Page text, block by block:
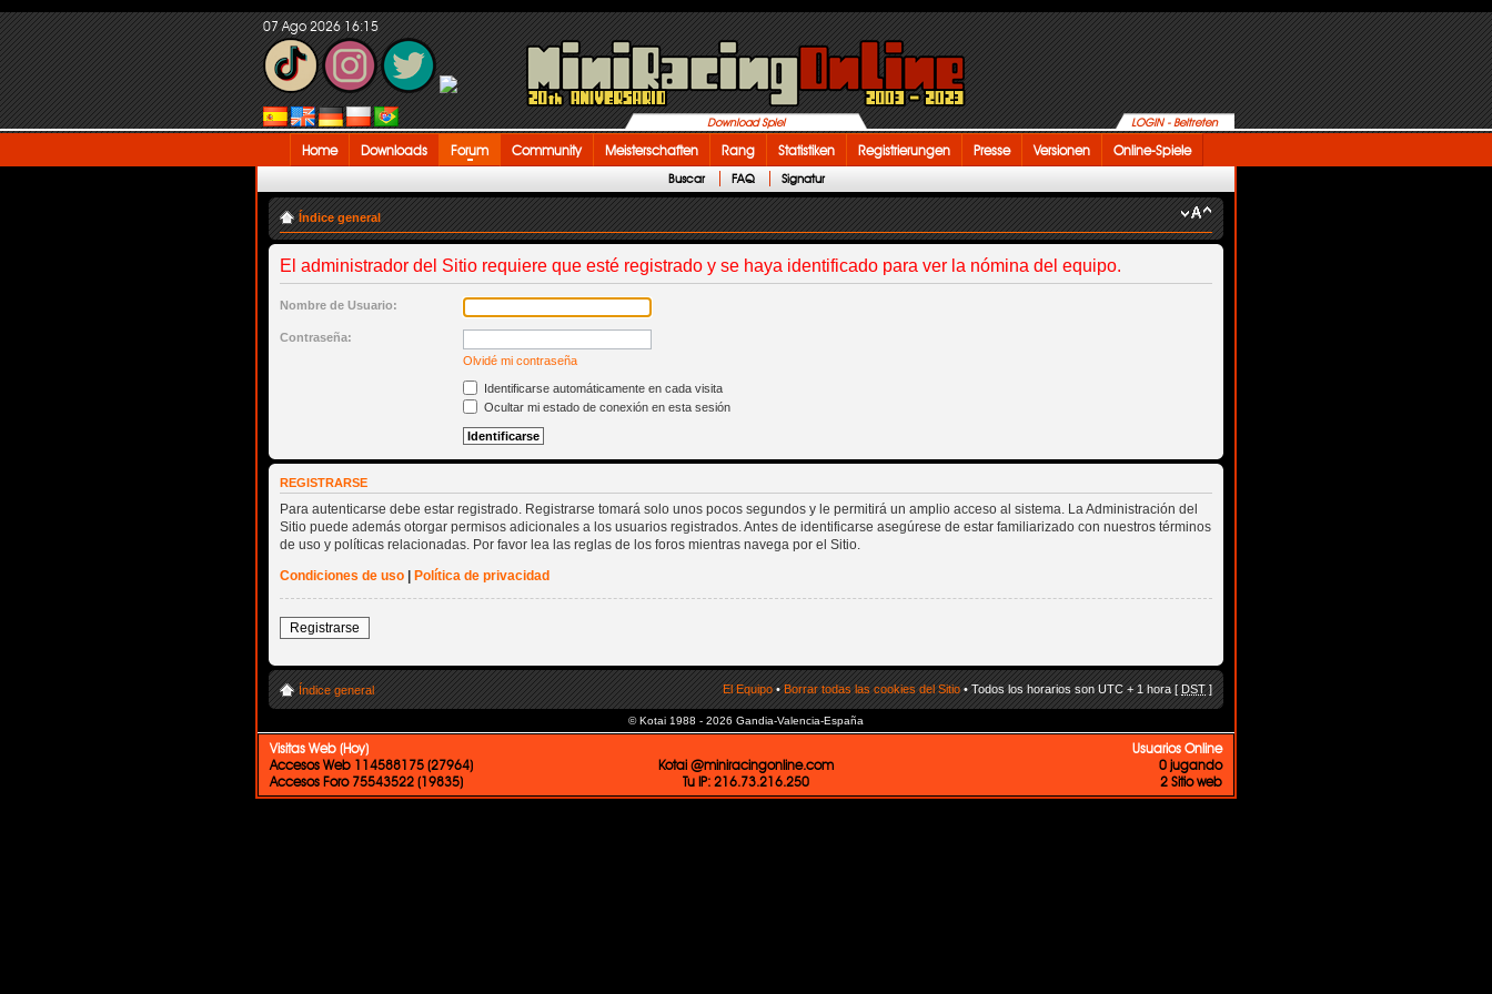
07 Ago 2026 16:15
Download Spiel LOGIN - Beitreten
Home Downloads Forum Community Meisterschaften Rang Statistiken Registrierungen Presse Versionen Online-Spiele
Buscar FAQ Signatur
Índice general
El administrador del Sitio requiere que esté registrado y se haya identificado para ver la nómina del equipo.
Nombre de Usuario:
Contraseña:
Olvidé mi contraseña
Identificarse automáticamente en cada visita
Ocultar mi estado de conexión en esta sesión
REGISTRARSE
Para autenticarse debe estar registrado. Registrarse tomará solo unos pocos segundos y le permitirá un amplio acceso al sistema. La Administración del
Sitio puede además otorgar permisos adicionales a los usuarios registrados. Antes de identificarse asegúrese de estar familiarizado con nuestros términos
de uso y políticas relacionadas. Por favor lea las reglas de los foros mientras navega por el Sitio.
Condiciones de uso | Política de privacidad
Registrarse
Índice general El Equipo•Borrar todas las cookies del Sitio• Todos los horarios son UTC + 1 hora [DST]
© Kotai 1988 - 2026 Gandia-Valencia-España
Usuarios Online
0 jugando
2 Sitio web
Visitas Web (Hoy)
Accesos Web 114588175 (27964)
Accesos Foro 75543522 (19835)
Kotai @miniracingonline.com
Tu IP: 216.73.216.250